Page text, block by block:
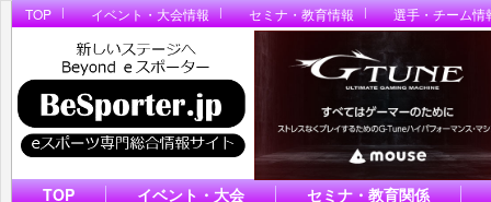
TOP イベント・大会情報 セミナ・教育情報 選手・チーム情
TOP イベント・大会
セミナ・教育関係